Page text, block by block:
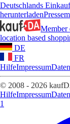
Deutschlands
herunterladen
Member
location based
DE
FR
HilfeImpressum
© 2008 - 2026
HilfeImpressum
1